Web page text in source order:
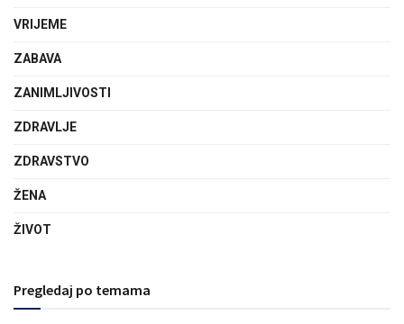
VRIJEME
ZABAVA
ZANIMLJIVOSTI
ZDRAVLJE
ZDRAVSTVO
ŽENA
ŽIVOT
Pregledaj po temama